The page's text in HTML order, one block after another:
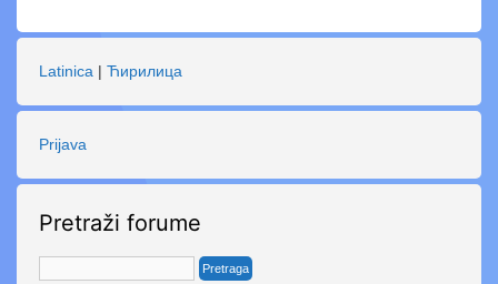
Latinica | Ћирилица
Prijava
Pretraži forume